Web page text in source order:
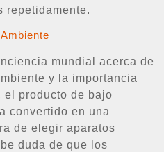
repetidamente.
mundial acerca de
y la importancia
producto de bajo
convertido en una
de elegir aparatos
duda de que los